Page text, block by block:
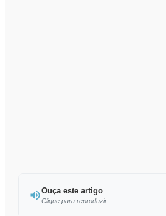
Ouça este artigo
Clique para reproduzir